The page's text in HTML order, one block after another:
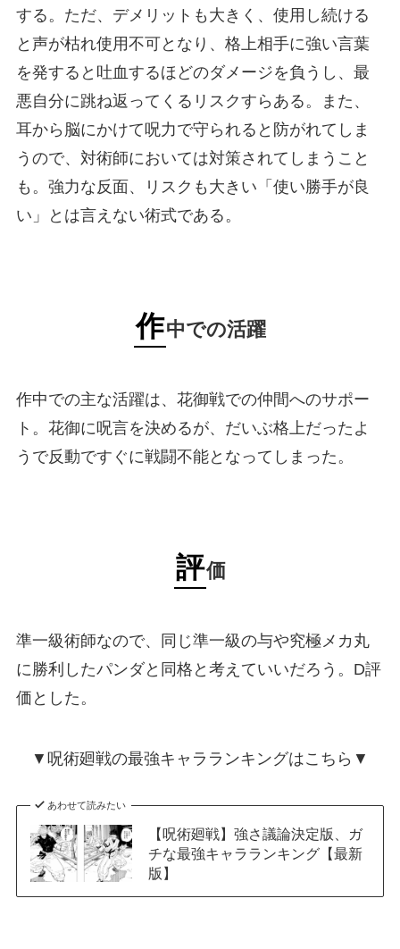
する。ただ、デメリットも大きく、使用し続ける
と声が枯れ使用不可となり、格上相手に強い言葉
を発すると吐血するほどのダメージを負うし、最
悪自分に跳ね返ってくるリスクすらある。また、
耳から脳にかけて呪力で守られると防がれてしま
うので、対術師においては対策されてしまうこと
も。強力な反面、リスクも大きい「使い勝手が良
い」とは言えない術式である。
作中での活躍
作中での主な活躍は、花御戦での仲間へのサポー
ト。花御に呪言を決めるが、だいぶ格上だったよ
うで反動ですぐに戦闘不能となってしまった。
評価
準一級術師なので、同じ準一級の与や究極メカ丸
に勝利したパンダと同格と考えていいだろう。D評
価とした。
▼呪術廻戦の最強キャラランキングはこちら▼
あわせて読みたい
【呪術廻戦】強さ議論決定版、ガ
チな最強キャラランキング【最新
版】